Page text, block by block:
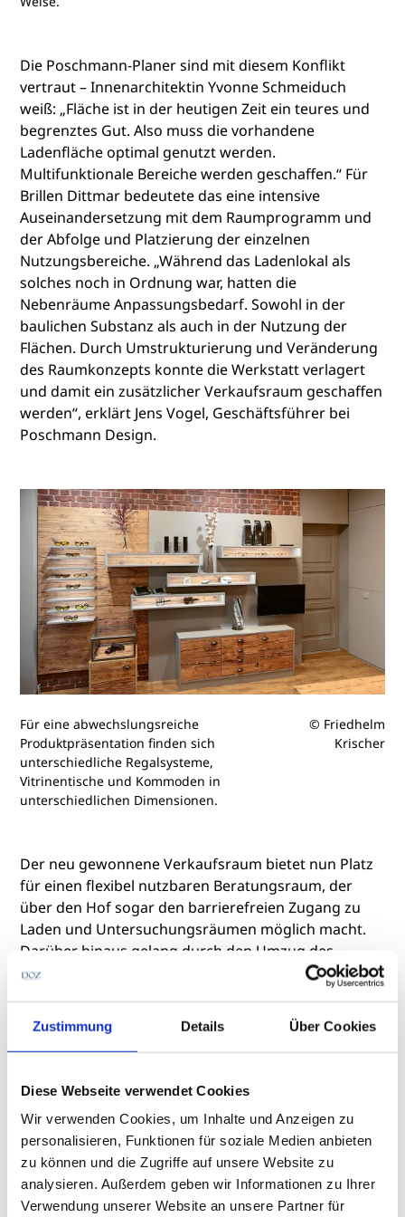
Zustimmung Details Über Cookies
Diese Webseite verwendet Cookies
Wir verwenden Cookies, um Inhalte und Anzeigen zu
personalisieren, Funktionen für soziale Medien anbieten
zu können und die Zugriffe auf unsere Website zu
analysieren. Außerdem geben wir Informationen zu Ihrer
Verwendung unserer Website an unsere Partner für
Die Poschmann-Planer sind mit diesem Konflikt
vertraut – Innenarchitektin Yvonne Schmeiduch
weiß: „Fläche ist in der heutigen Zeit ein teures und
begrenztes Gut. Also muss die vorhandene
Ladenfläche optimal genutzt werden.
Multifunktionale Bereiche werden geschaffen.“ Für
Brillen Dittmar bedeutete das eine intensive
Auseinandersetzung mit dem Raumprogramm und
der Abfolge und Platzierung der einzelnen
Nutzungsbereiche. „Während das Ladenlokal als
solches noch in Ordnung war, hatten die
Nebenräume Anpassungsbedarf. Sowohl in der
baulichen Substanz als auch in der Nutzung der
Flächen. Durch Umstrukturierung und Veränderung
des Raumkonzepts konnte die Werkstatt verlagert
und damit ein zusätzlicher Verkaufsraum geschaffen
werden“, erklärt Jens Vogel, Geschäftsführer bei
Poschmann Design.
Für eine abwechslungsreiche
Produktpräsentation finden sich
unterschiedliche Regalsysteme,
Vitrinentische und Kommoden in
unterschiedlichen Dimensionen.
© Friedhelm
Krischer
Der neu gewonnene Verkaufsraum bietet nun Platz
für einen flexibel nutzbaren Beratungsraum, der
über den Hof sogar den barrierefreien Zugang zu
Laden und Untersuchungsräumen möglich macht.
Darüber hinaus gelang durch den Umzug des
Inhaberbüros in das zweite Obergeschoss die
Verdopplung der Werkstattgröße. „Für jeden Bereich
und Arbeitsprozess gibt es jetzt feste Arbeitsplätze“,
berichtet Unger. Funktionalität, komfortable Möbel
und pflegeleichte Böden standen in diesem Bereich
genauso im Vordergrund wie die Installation eines
Authentisch, persönlich,
kommunikativ